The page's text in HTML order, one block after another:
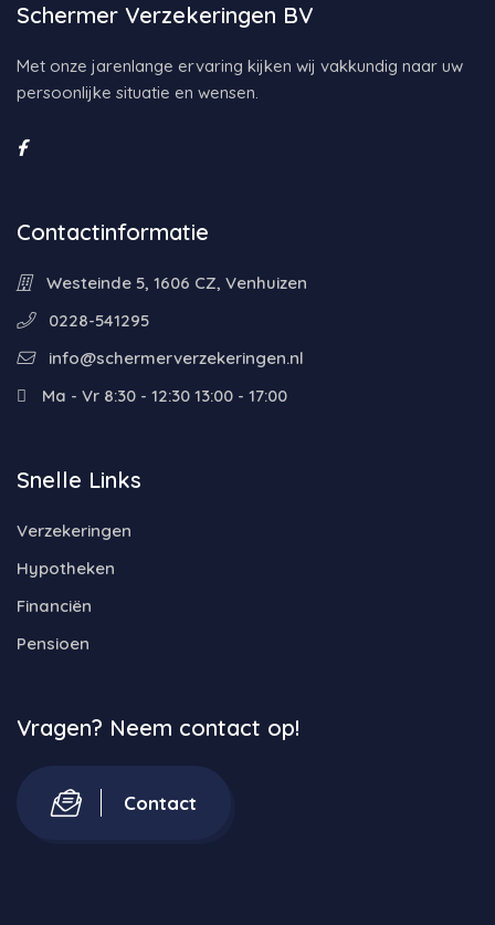
Schermer Verzekeringen BV
Met onze jarenlange ervaring kijken wij vakkundig naar uw
persoonlijke situatie en wensen.
Contactinformatie
Westeinde 5, 1606 CZ, Venhuizen
0228-541295
info@schermerverzekeringen.nl
Ma - Vr 8:30 - 12:30 13:00 - 17:00
Snelle Links
Verzekeringen
Hypotheken
Financiën
Pensioen
Vragen? Neem contact op!
Contact